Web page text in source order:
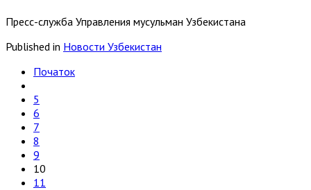
Пресс-служба Управления мусульман Узбекистана
Published in Новости Узбекистан
Початок
5
6
7
8
9
10
11